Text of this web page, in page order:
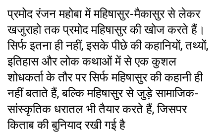
प्रमोद रंजन महोबा में महिषासुर-मैकासुर से लेकर
खजुराहो तक प्रमोद महिषासुर की खोज करते हैं।
सिर्फ इतना ही नहीं, इसके पीछे की कहानियों, तथ्यों,
इतिहास और लोक कथाओं में से एक कुशल
शोधकर्ता के तौर पर सिर्फ महिषासुर की कहानी ही
नहीं बताते हैं, बल्कि महिषासुर से जुड़े सामाजिक-
सांस्कृतिक धरातल भी तैयार करते हैं, जिसपर
किताब की बुनियाद रखी गई है